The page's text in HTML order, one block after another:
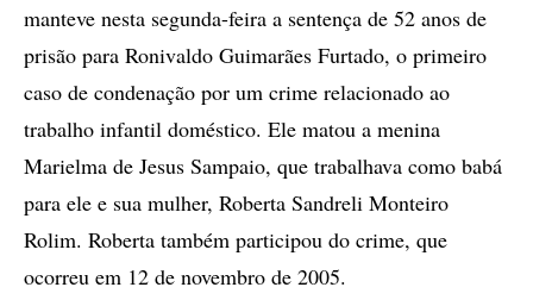
manteve nesta segunda-feira a sentença de 52 anos de
prisão para Ronivaldo Guimarães Furtado, o primeiro
caso de condenação por um crime relacionado ao
trabalho infantil doméstico. Ele matou a menina
Marielma de Jesus Sampaio, que trabalhava como babá
para ele e sua mulher, Roberta Sandreli Monteiro
Rolim. Roberta também participou do crime, que
ocorreu em 12 de novembro de 2005.